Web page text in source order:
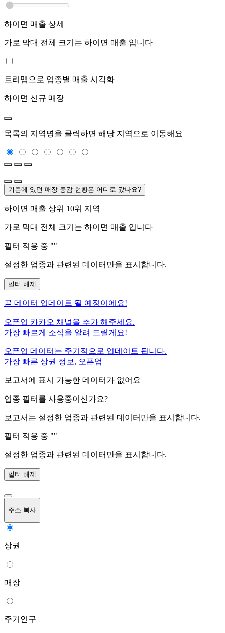
하이면 매출 상세
가로 막대 전체 크기는 하이면 매출 입니다
트리맵으로 업종별 매출 시각화
하이면 신규 매장
목록의 지역명을 클릭하면 해당 지역으로 이동해요
기존에 있던 매장 증감 현황은 어디로 갔나요?
하이면 매출 상위 10위 지역
가로 막대 전체 크기는 하이면 매출 입니다
필터 적용 중 ""
설정한 업종과 관련된 데이터만을 표시합니다.
필터 해제
곧 데이터 업데이트 될 예정이에요!
오픈업 카카오 채널을 추가 해주세요.
가장 빠르게 소식을 알려 드릴게요!
오픈업 데이터는 주기적으로 업데이트 됩니다.
가장 빠른 상권 정보, 오픈업
보고서에 표시 가능한 데이터가 없어요
업종 필터를 사용중이신가요?
보고서는 설정한 업종과 관련된 데이터만을 표시합니다.
필터 적용 중 ""
설정한 업종과 관련된 데이터만을 표시합니다.
필터 해제
주소 복사
상권
매장
주거인구